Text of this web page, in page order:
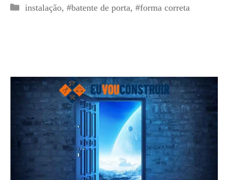
Categorias
instalação, #batente de porta, #forma correta